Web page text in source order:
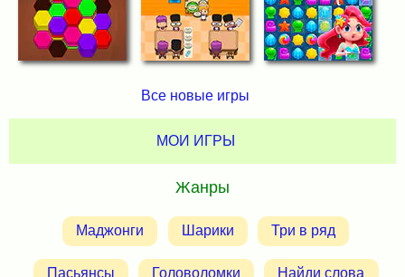
Все новые игры
МОИ ИГРЫ
Жанры
Маджонги Шарики Три в ряд
Пасьянсы Головоломки Найди слова